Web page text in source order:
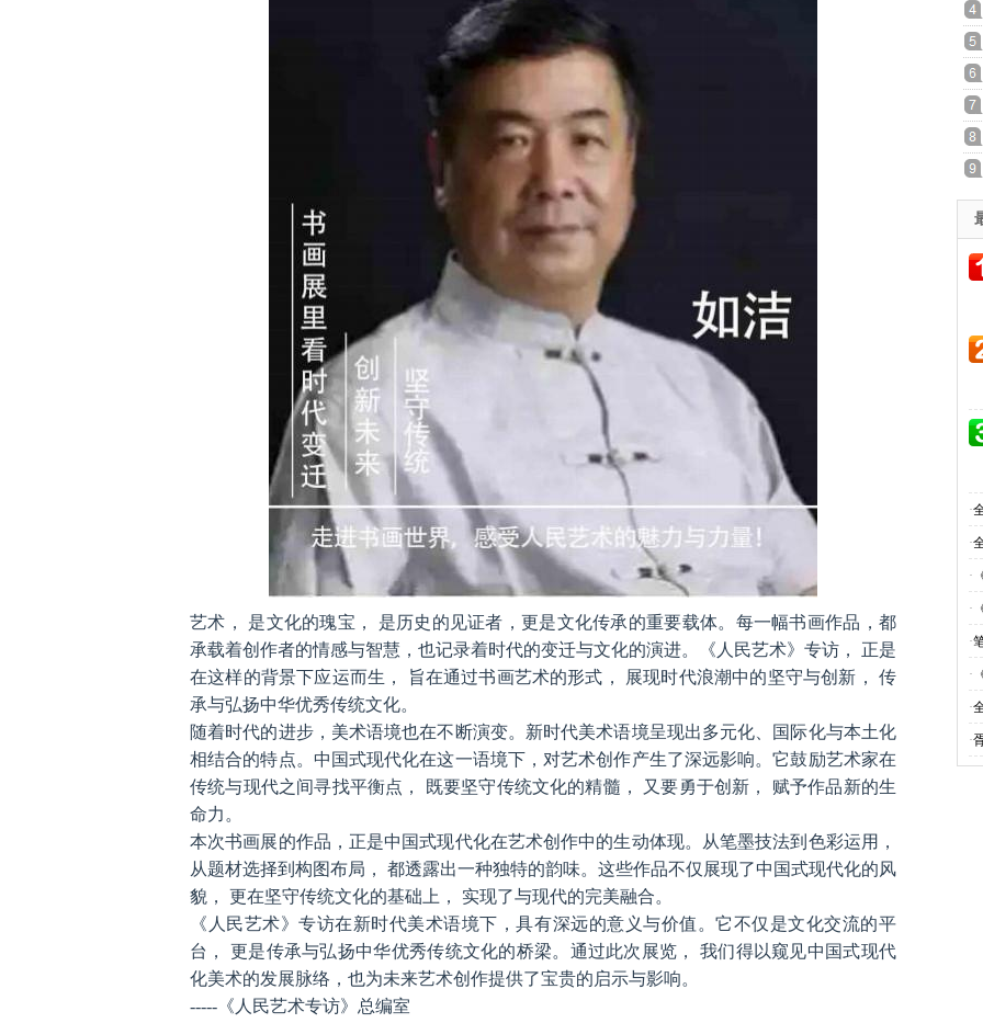
艺术， 是文化的瑰宝， 是历史的见证者，更是文化传承的重要载体。每一幅书画作品，都
承载着创作者的情感与智慧，也记录着时代的变迁与文化的演进。《人民艺术》专访， 正是
在这样的背景下应运而生， 旨在通过书画艺术的形式， 展现时代浪潮中的坚守与创新， 传
承与弘扬中华优秀传统文化。
随着时代的进步，美术语境也在不断演变。新时代美术语境呈现出多元化、国际化与本土化
相结合的特点。中国式现代化在这一语境下，对艺术创作产生了深远影响。它鼓励艺术家在
传统与现代之间寻找平衡点， 既要坚守传统文化的精髓， 又要勇于创新， 赋予作品新的生
命力。
本次书画展的作品，正是中国式现代化在艺术创作中的生动体现。从笔墨技法到色彩运用，
从题材选择到构图布局， 都透露出一种独特的韵味。这些作品不仅展现了中国式现代化的风
貌， 更在坚守传统文化的基础上， 实现了与现代的完美融合。
《人民艺术》专访在新时代美术语境下，具有深远的意义与价值。它不仅是文化交流的平
台， 更是传承与弘扬中华优秀传统文化的桥梁。通过此次展览， 我们得以窥见中国式现代
化美术的发展脉络，也为未来艺术创作提供了宝贵的启示与影响。
-----《人民艺术专访》总编室
·
·
·
·
·
·
·
·